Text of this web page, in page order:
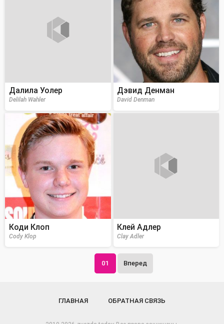
Далила Уолер
Delilah Wahler
Дэвид Денман
David Denman
Коди Клоп
Cody Klop
Клей Адлер
Clay Adler
01 Вперед
ГЛАВНАЯ ОБРАТНАЯ СВЯЗЬ